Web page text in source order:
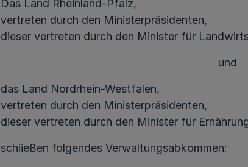
Das Land Rheinland-Pfalz,
vertreten durch den Ministerpräsidenten,
dieser vertreten durch den Minister für
und
das Land Nordrhein-Westfalen,
vertreten durch den Ministerpräsidenten,
dieser vertreten durch den Minister für
schließen folgendes Verwaltungsabkommen: